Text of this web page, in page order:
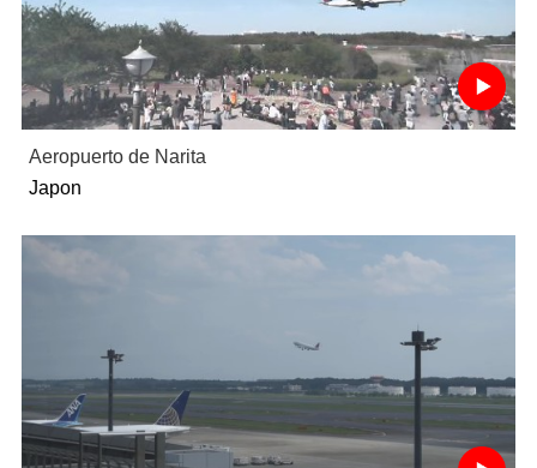
Aeropuerto de Narita
Japon